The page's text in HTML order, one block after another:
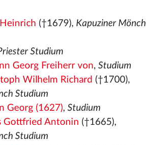
(†1679), Kapuziner Mönch
Studium
Georg Freiherr von, Studium
Wilhelm Richard (†1700),
Studium
Georg (1627), Studium
Gottfried Antonin (†1665),
Studium